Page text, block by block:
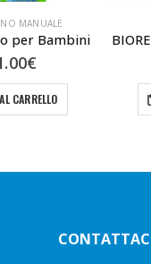
MANUALE
per Bambini
€Il
attuale
è:
CARRELLO